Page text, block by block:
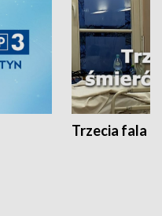
Trzecia fala -